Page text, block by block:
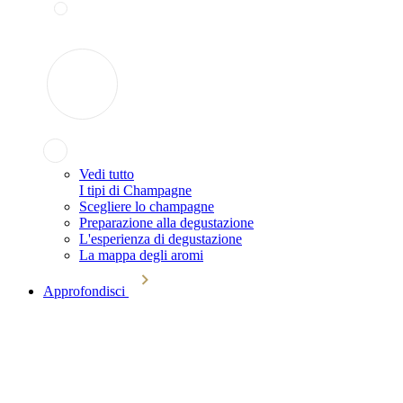
Vedi tutto
I tipi di Champagne
Scegliere lo champagne
Preparazione alla degustazione
L'esperienza di degustazione
La mappa degli aromi
Approfondisci